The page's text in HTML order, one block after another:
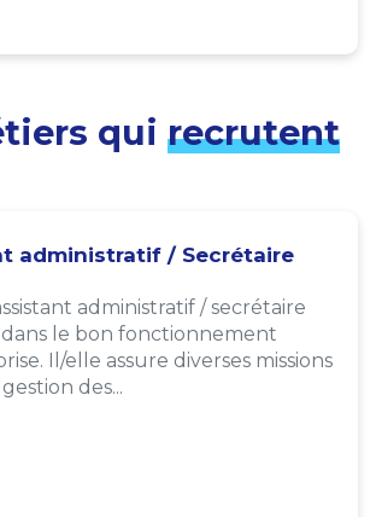
qui recrutent
administratif / Secrétaire
administratif / secrétaire
dans le bon fonctionnement
Il/elle assure diverses missions
des...